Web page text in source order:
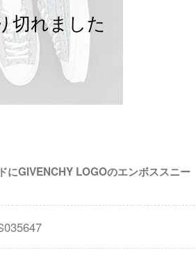
にGIVENCHY LOGOのエンボススニー